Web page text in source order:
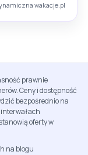
wakacje.pl
prawnie
Ceny i dostępność
bezpośrednio na
oferty w
na blogu